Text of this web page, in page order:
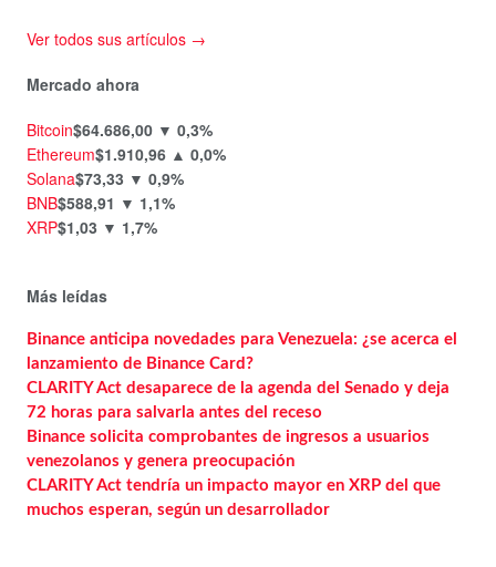
Ver todos sus artículos →
Mercado ahora
Bitcoin$64.686,00 ▼ 0,3%
Ethereum$1.910,96 ▲ 0,0%
Solana$73,33 ▼ 0,9%
BNB$588,91 ▼ 1,1%
XRP$1,03 ▼ 1,7%
Más leídas
Binance anticipa novedades para Venezuela: ¿se acerca el
lanzamiento de Binance Card?
CLARITY Act desaparece de la agenda del Senado y deja
72 horas para salvarla antes del receso
Binance solicita comprobantes de ingresos a usuarios
venezolanos y genera preocupación
CLARITY Act tendría un impacto mayor en XRP del que
muchos esperan, según un desarrollador